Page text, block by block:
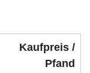
Kaufpreis /
Pfand